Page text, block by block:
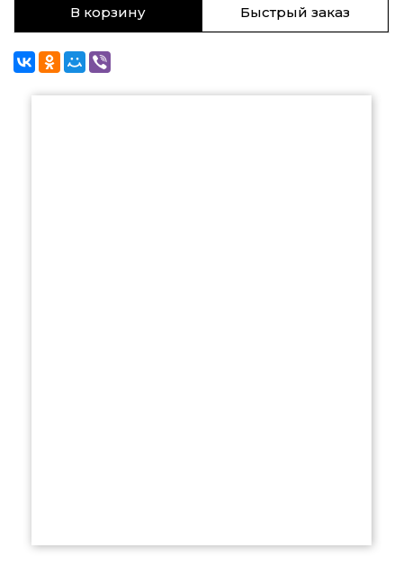
В корзину Быстрый заказ